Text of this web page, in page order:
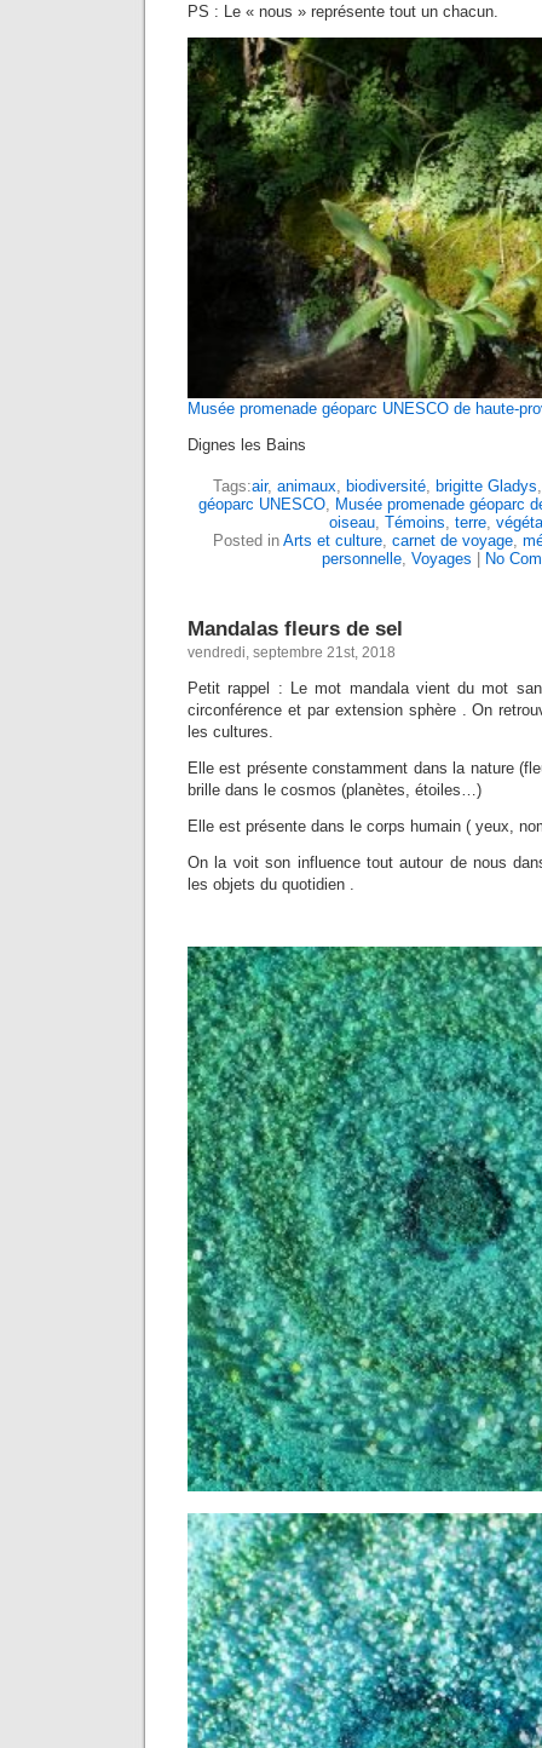
PS : Le « nous » représente tout un chacun.
Musée promenade géoparc UNESCO de haute-
Dignes les Bains
Tags:air, animaux, biodiversité, brigitte Gladys
géoparc UNESCO, Musée promenade géoparc
oiseau, Témoins, terre,
Posted in Arts et culture, carnet de voyage,
personnelle, Voyages No
Mandalas fleurs de sel
vendredi, septembre 21st, 2018
Petit rappel : Le mot mandala vient du mot
circonférence et par extension sphère . On
les cultures.
Elle est présente constamment dans la nature
brille dans le cosmos (planètes, étoiles…)
Elle est présente dans le corps humain ( yeux,
On la voit son influence tout autour de nous
les objets du quotidien .